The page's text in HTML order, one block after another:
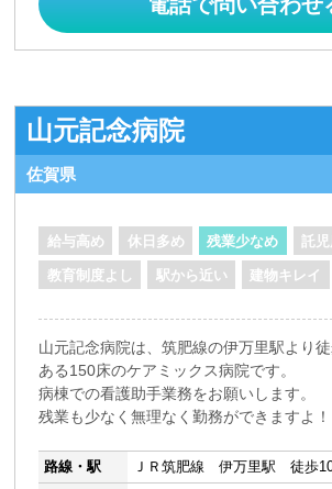
山元記念病院
佐賀県
給与高め 休日多め 残業少なめ 託
教育制度よし 駅から近い 建物キレイ
山元記念病院は、筑肥線の伊万里駅より
ある150床のケアミックス病院です。
病棟での看護助手業務をお願いします。
残業も少なく無理なく勤務ができますよ！
路線・駅 ＪＲ筑肥線 伊万里駅 徒歩